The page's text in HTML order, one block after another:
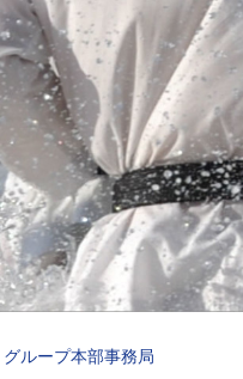
グループ本部事務局